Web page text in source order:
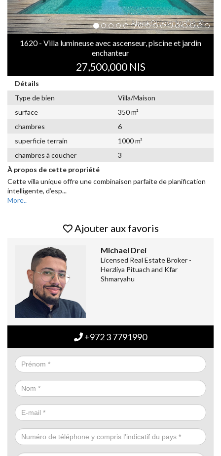
1620 - Villa lumineuse avec ascenseur, piscine et jardin
enchanteur
27,500,000 NIS
Détails
Type de bien
Villa/Maison
surface
350 m²
chambres
6
superficie terrain
1000 m²
chambres à coucher
3
À propos de cette propriété
Cette villa unique offre une combinaison parfaite de planification
intelligente, d’esp...
More..
Ajouter aux favoris
Michael Drei
Licensed Real Estate Broker -
Herzliya Pituach and Kfar
Shmaryahu
+972 3 7791990